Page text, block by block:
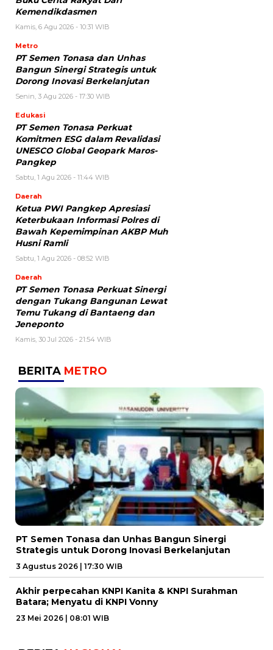
Kemendikdasmen
Kamis, 6 Agu 2026 - 10:31 WIB
Metro
PT Semen Tonasa dan Unhas
Bangun Sinergi Strategis untuk
Dorong Inovasi Berkelanjutan
Senin, 3 Agu 2026 - 17:30 WIB
Edukasi
PT Semen Tonasa Perkuat
Komitmen ESG dalam Revalidasi
UNESCO Global Geopark Maros-
Pangkep
Sabtu, 1 Agu 2026 - 11:44 WIB
Daerah
Ketua PWI Pangkep Apresiasi
Keterbukaan Informasi Polres di
Bawah Kepemimpinan AKBP Muh
Husni Ramli
Sabtu, 1 Agu 2026 - 08:52 WIB
Daerah
PT Semen Tonasa Perkuat Sinergi
dengan Tukang Bangunan Lewat
Temu Tukang di Bantaeng dan
Jeneponto
Kamis, 30 Jul 2026 - 21:54 WIB
BERITA METRO
PT Semen Tonasa dan Unhas Bangun Sinergi
Strategis untuk Dorong Inovasi Berkelanjutan
3 Agustus 2026 | 17:30 WIB
Akhir perpecahan KNPI Kanita & KNPI Surahman
Batara; Menyatu di KNPI Vonny
23 Mei 2026 | 08:01 WIB